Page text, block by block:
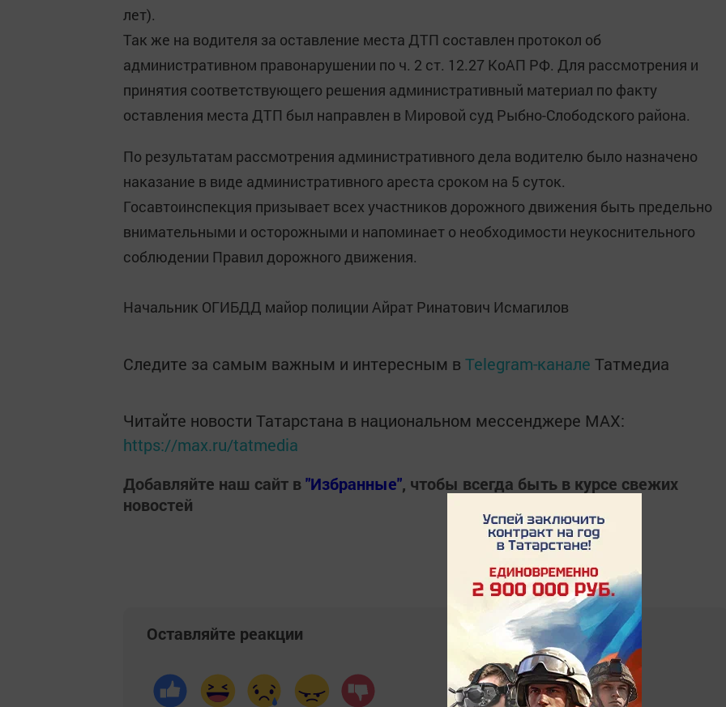
лет).
Так же на водителя за оставление места ДТП составлен протокол об
административном правонарушении по ч. 2 ст. 12.27 КоАП РФ. Для рассмотрения и
принятия соответствующего решения административный материал по факту
оставления места ДТП был направлен в Мировой суд Рыбно-Слободского района.
По результатам рассмотрения административного дела водителю было назначено
наказание в виде административного ареста сроком на 5 суток.
Госавтоинспекция призывает всех участников дорожного движения быть предельно
внимательными и осторожными и напоминает о необходимости неукоснительного
соблюдении Правил дорожного движения.
Начальник ОГИБДД майор полиции Айрат Ринатович Исмагилов
Следите за самым важным и интересным в Telegram-канале Татмедиа
Читайте новости Татарстана в национальном мессенджере MАХ:
https://max.ru/tatmedia
Добавляйте наш сайт в"Избранные", чтобы всегда быть в курсе свежих
новостей
Оставляйте реакции